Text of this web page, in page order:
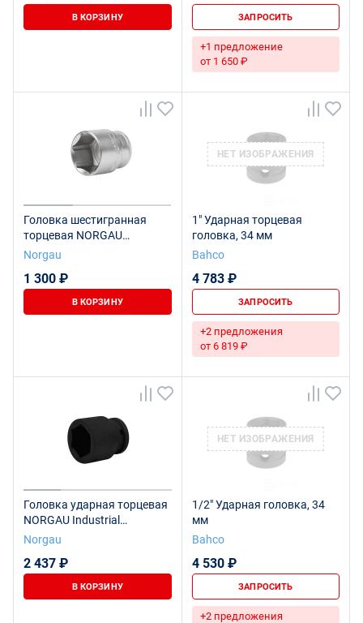
В КОРЗИНУ ЗАПРОСИТЬ
+1 предложение
от 1 650 ₽
Головка шестигранная
торцевая NORGAU
Industrial 1/2", 34 мм, N19-
Norgau
1 300 ₽
В КОРЗИНУ
НЕТ ИЗОБРАЖЕНИЯ
1" Ударная торцевая
головка, 34 мм
Bahco
4 783 ₽
ЗАПРОСИТЬ
+2 предложения
от 6 819 ₽
Головка ударная торцевая
NORGAU Industrial
шестигранная 3/4", 34 мм,
Norgau
2 437 ₽
В КОРЗИНУ
НЕТ ИЗОБРАЖЕНИЯ
1/2" Ударная головка, 34
мм
Bahco
4 530 ₽
ЗАПРОСИТЬ
+2 предложения